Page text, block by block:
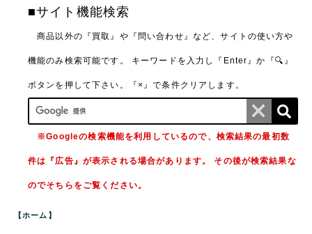
■サイト機能検索
商品以外の『買取』や『問い合わせ』など、サイトの使い方や
機能のみ検索可能です。 キーワードを入力し『Enter』か『🔍』
ボタンを押して下さい。『×』で条件クリアします。
※Googleの検索機能を利用しているので、検索結果の最初数
件は『広告』が表示される場合があります。 その後が検索結果な
のでそちらをご覧ください。
【ホーム】